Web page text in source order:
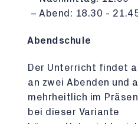
Abend: 18.30 -
Abendschule
Der Unterricht findet
an zwei Abenden und
mehrheitlich im
bei dieser Variante